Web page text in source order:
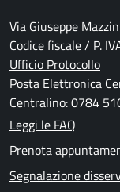
Via Giuseppe
Codice fiscale / P.
Ufficio Protocollo
Posta Elettronica
Centralino: 0784
Leggi le FAQ
Prenota
Segnalazione